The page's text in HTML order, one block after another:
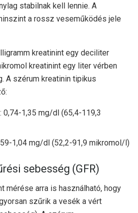
stabilnak kell lennie. A
a rossz veseműködés jele
kreatinint egy deciliter
kreatinint egy liter vérben
A szérum kreatinin tipikus
0,74-1,35 mg/dl (65,4-119,3
1,04 mg/dl (52,2-91,9 mikromol/l)
sebesség (GFR)
mérése arra is használható, hogy
szűrik a vesék a vért